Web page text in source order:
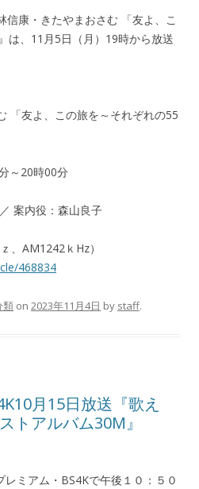
信康・きたやまおさむ 「友よ、こ
は、11月5日（月）19時から放送
「友よ、この旅を～それぞれの55
～20時00分
案内役：森山良子
、AM1242ｋHz）
468834
類 on 2023年11月4日 by staff.
月15日放送『歌え
トアルバム30M』
ミアム・BS4Kで午後１０：５０